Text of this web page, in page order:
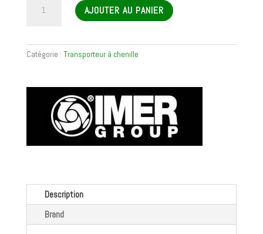
chenilles
CARRY
AJOUTER AU PANIER
Catégorie : Transporteur à chenille
Description
Brand